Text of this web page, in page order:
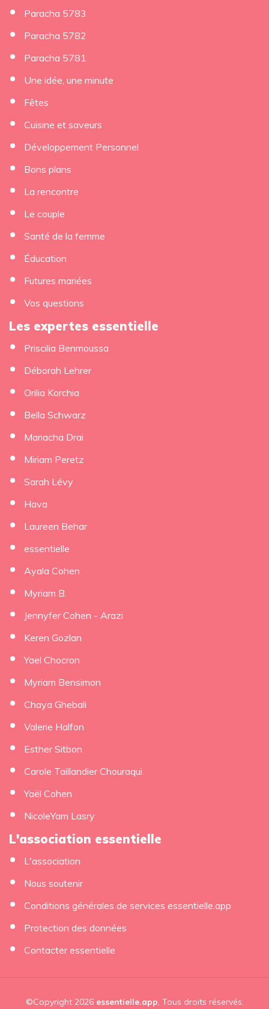
Paracha 5783
Paracha 5782
Paracha 5781
Une idée, une minute
Fêtes
Cuisine et saveurs
Développement Personnel
Bons plans
La rencontre
Le couple
Santé de la femme
Éducation
Futures mariées
Vos questions
Les expertes essentielle
Priscilia Benmoussa
Déborah Lehrer
Orilia Korchia
Bella Schwarz
Mariacha Drai
Miriam Peretz
Sarah Lévy
Hava
Laureen Behar
essentielle
Ayala Cohen
Myriam B.
Jennyfer Cohen - Arazi
Keren Gozlan
Yael Chocron
Myriam Bensimon
Chaya Ghebali
Valerie Halfon
Esther Sitbon
Carole Taillandier Chouraqui
Yaël Cohen
NicoleYam Lasry
L'association essentielle
L'association
Nous soutenir
Conditions générales de services essentielle.app
Protection des données
Contacter essentielle
©Copyright 2026 essentielle.app, Tous droits réservés.